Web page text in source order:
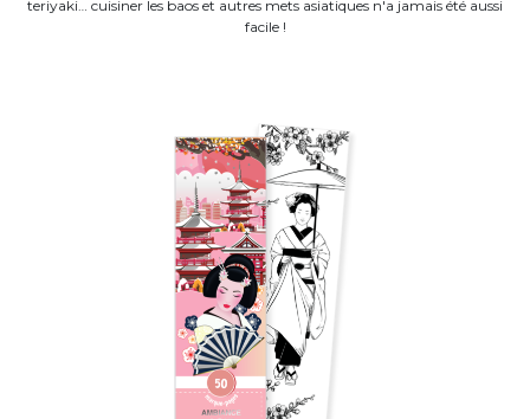
teriyaki… cuisiner les baos et autres mets asiatiques n'a jamais été aussi
facile !